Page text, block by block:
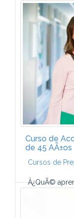
preparado
la Prueba de
Curso de
de 45 AÃ±os
Cursos de
Â¿QuÃ©
Acceso a la
Al finalizar el